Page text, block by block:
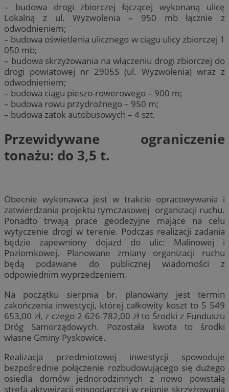
– budowa drogi zbiorczej łączącej wykonaną ulicę
Lokalną z ul. Wyzwolenia – 950 mb łącznie z
odwodnieniem;
– budowa oświetlenia ulicznego w ciągu ulicy zbiorczej 1
050 mb;
– budowa skrzyżowania na włączeniu drogi zbiorczej do
drogi powiatowej nr 2905S (ul. Wyzwolenia) wraz z
odwodnieniem;
– budowa ciągu pieszo-rowerowego – 900 m;
– budowa rowu przydrożnego – 950 m;
– budowa zatok autobusowych – 4 szt.
Przewidywane ograniczenie
tonażu: do 3,5 t.
Obecnie wykonawca jest w trakcie opracowywania i
zatwierdzania projektu tymczasowej organizacji ruchu.
Ponadto trwają prace geodezyjne mające na celu
wytyczenie drogi w terenie. Podczas realizacji zadania
będzie zapewniony dojazd do ulic: Malinowej i
Poziomkowej. Planowane zmiany organizacji ruchu
będą podawane do publicznej wiadomości z
odpowiednim wyprzedzeniem.
Na początku sierpnia br. planowany jest termin
zakończenia inwestycji, której całkowity koszt to 5 549
653,00 zł, z czego 2 626 782,00 zł to Środki z Funduszu
Dróg Samorządowych. Pozostała kwota to środki
własne Gminy Pyskowice.
Realizacja przedmiotowej inwestycji spowoduje
bezpośrednie połączenie rozbudowującego się dużego
osiedla domów jednorodzinnych z nowo powstałą
strefą aktywizacji gospodarczej w rejonie skrzyżowania